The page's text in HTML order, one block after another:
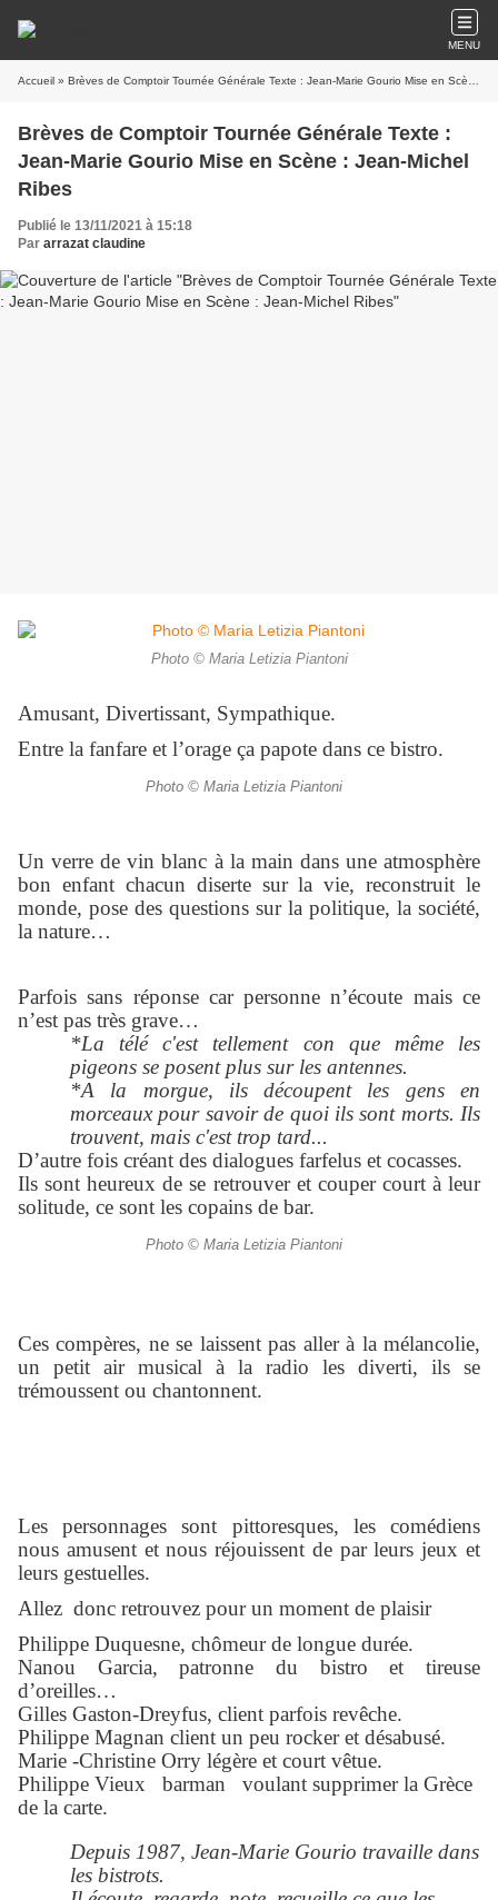
MENU
Accueil » Brèves de Comptoir Tournée Générale Texte : Jean-Marie Gourio Mise en Scène : Jean-Michel Ribes
Brèves de Comptoir Tournée Générale Texte :
Jean-Marie Gourio Mise en Scène : Jean-Michel
Ribes
Publié le 13/11/2021 à 15:18
Par arrazat claudine
Photo © Maria Letizia Piantoni
Amusant, Divertissant, Sympathique.
Entre la fanfare et l’orage ça papote dans ce bistro.
Photo © Maria Letizia Piantoni
Un verre de vin blanc à la main dans une atmosphère
bon enfant chacun diserte sur la vie, reconstruit le
monde, pose des questions sur la politique, la société,
la nature…
Parfois sans réponse car personne n’écoute mais ce
n’est pas très grave…
*La télé c'est tellement con que même les
pigeons se posent plus sur les antennes.
*A la morgue, ils découpent les gens en
morceaux pour savoir de quoi ils sont morts. Ils
trouvent, mais c'est trop tard...
D’autre fois créant des dialogues farfelus et cocasses.
Ils sont heureux de se retrouver et couper court à leur
solitude, ce sont les copains de bar.
Photo © Maria Letizia Piantoni
Ces compères, ne se laissent pas aller à la mélancolie,
un petit air musical à la radio les diverti, ils se
trémoussent ou chantonnent.
Les personnages sont pittoresques, les comédiens
nous amusent et nous réjouissent de par leurs jeux et
leurs gestuelles.
Allez donc retrouvez pour un moment de plaisir
Philippe Duquesne, chômeur de longue durée.
Nanou Garcia, patronne du bistro et tireuse
d’oreilles…
Gilles Gaston-Dreyfus, client parfois revêche.
Philippe Magnan client un peu rocker et désabusé.
Marie -Christine Orry légère et court vêtue.
Philippe Vieux barman voulant supprimer la Grèce
de la carte.
Depuis 1987, Jean-Marie Gourio travaille dans
les bistrots.